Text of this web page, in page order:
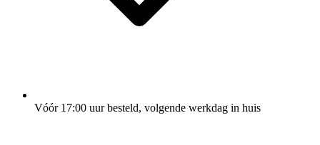
Vóór 17:00 uur besteld, volgende werkdag in huis